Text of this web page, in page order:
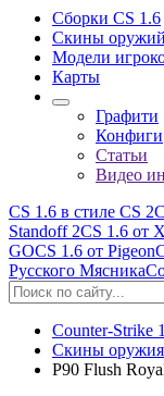
Сборки CS 1.6
Скины оружий
Модели
Карты
Графити
Конфиги
Статьи
Видео
CS 1.6 в стиле CS 2
Standoff 2CS 1.6 от
GOCS 1.6 от Pigeon
Русского Мясника
Counter-Strike
Скины оружия
P90 Flush